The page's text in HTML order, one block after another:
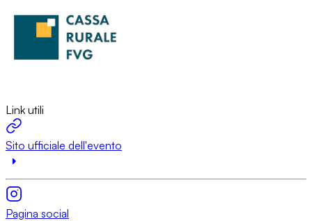
Link utili
Sito ufficiale dell'evento
Pagina social